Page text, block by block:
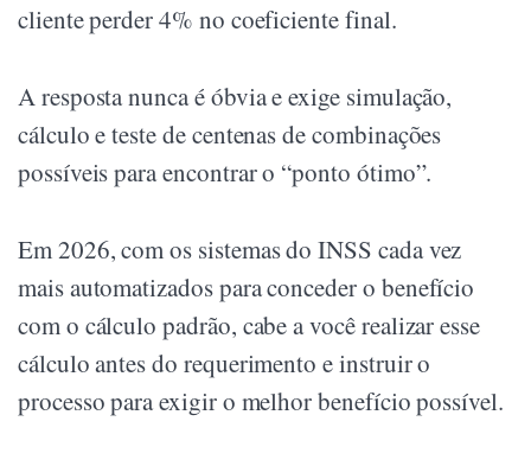
cliente perder 4% no coeficiente final.
A resposta nunca é óbvia e exige simulação,
cálculo e teste de centenas de combinações
possíveis para encontrar o “ponto ótimo”.
Em 2026, com os sistemas do INSS cada vez
mais automatizados para conceder o benefício
com o cálculo padrão, cabe a você realizar esse
cálculo antes do requerimento e instruir o
processo para exigir o melhor benefício possível.